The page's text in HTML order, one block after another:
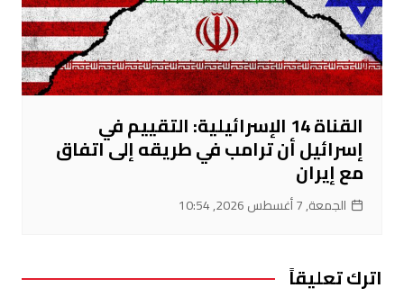
القناة 14 الإسرائيلية: التقييم في
إسرائيل أن ترامب في طريقه إلى اتفاق
مع إيران
الجمعة, 7 أغسطس 2026, 10:54
اترك تعليقاً